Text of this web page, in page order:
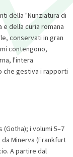
della "Nunziatura di
e della curia romana
conservati in gran
contengono,
l'intera
che gestiva i rapporti
i volumi 5–7
Minerva (Frankfurt
A partire dal